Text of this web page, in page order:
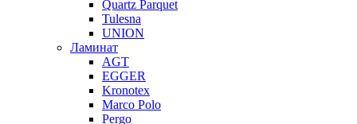
Quartz Parquet
Tulesna
UNION
Ламинат
AGT
EGGER
Kronotex
Marco Polo
Pergo